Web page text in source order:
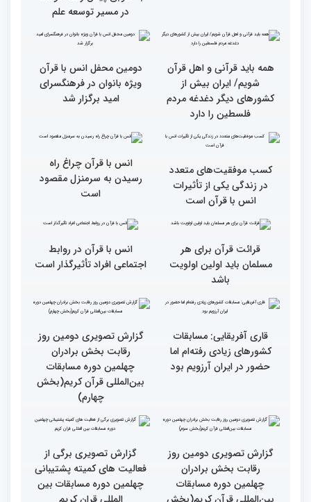
بخش برادران مسابقات
بین‌المللی قرآن کریم
فرآیند اجرایی و فنی
مسابقات قرآن با مساعدت
همه بخش‌های ستاد اجرایی
به خوبی پیش رفته/ اوقاف
در مسیر توسعه علم
همه باید قرآنی و اهل قرآن
شویم/ ایران بیش از
کشورهای دیگر دغدغه مردم
فلسطین را دارد
دومین محفل انس با قرآن
امید برگزار شد
در زندگی یکی از تأثیرات
انس با قرآن است
انس با قرآن چراغ راه
رسیدن به سرمنزل مقصود
است
قرائت قرآن برای هر
مسلمان باید اولین اولویت
باشد
انس با قرآن در روابط
اجتماعی افراد تأثیرگذار است
کشورهای زیادی رفته‌ام اما
حضور در ایران آرزویم بود
گزارش تصویری دومین روز
رقابت بخش برادران
چهلمین دوره مسابقات
بین‌المللی قرآن کریم(بخش
چهارم)